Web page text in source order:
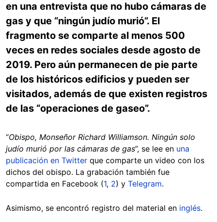
en una entrevista que no hubo cámaras de
gas y que “ningún judío murió”. El
fragmento se comparte al menos 500
veces en redes sociales desde agosto de
2019. Pero aún permanecen de pie parte
de los históricos edificios y pueden ser
visitados, además de que existen registros
de las “operaciones de gaseo”.
“Obispo, Monseñor Richard Williamson. Ningún solo
judío murió por las cámaras de gas”, se lee en una
publicación en Twitter que comparte un video con los
dichos del obispo. La grabación también fue
compartida en Facebook (1, 2) y Telegram.
Asimismo, se encontró registro del material en inglés.